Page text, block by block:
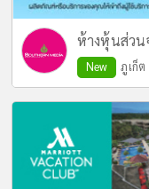
ห้างหุ้นส่วน
New ภูเก็ต